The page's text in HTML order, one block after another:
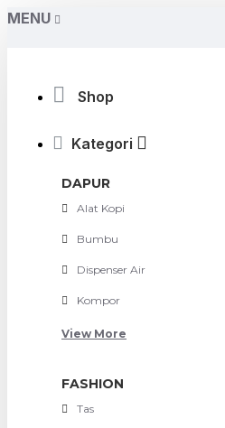
MENU
Shop
Kategori
DAPUR
Alat Kopi
Bumbu
Dispenser Air
Kompor
View More
FASHION
Tas